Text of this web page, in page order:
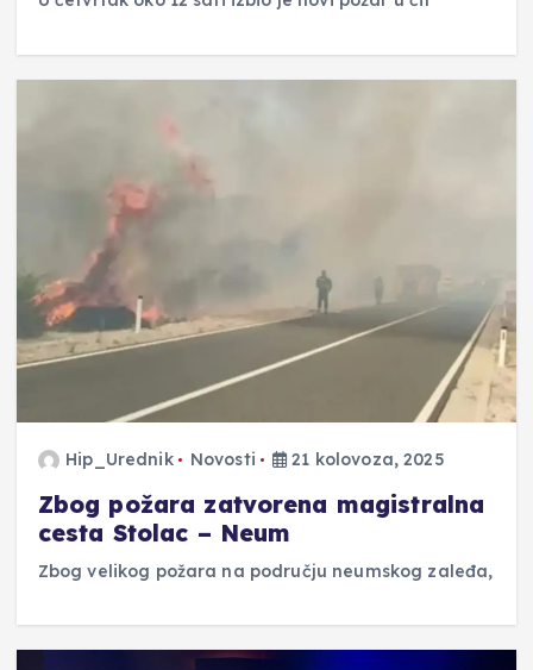
Hip_Urednik Novosti 21 kolovoza, 2025
Zbog požara zatvorena magistralna
cesta Stolac – Neum
Zbog velikog požara na području neumskog zaleđa,